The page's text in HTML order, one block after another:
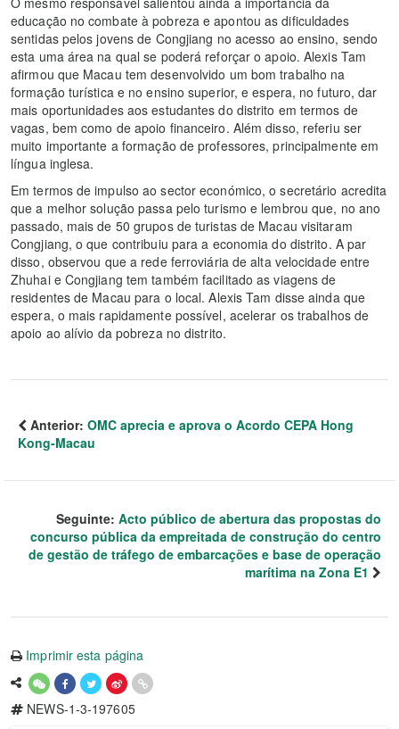
educação no combate à pobreza e apontou as dificuldades
sentidas pelos jovens de Congjiang no acesso ao ensino, sendo
esta uma área na qual se poderá reforçar o apoio. Alexis Tam
afirmou que Macau tem desenvolvido um bom trabalho na
formação turística e no ensino superior, e espera, no futuro, dar
mais oportunidades aos estudantes do distrito em termos de
vagas, bem como de apoio financeiro. Além disso, referiu ser
muito importante a formação de professores, principalmente em
língua inglesa.
Em termos de impulso ao sector económico, o secretário acredita
que a melhor solução passa pelo turismo e lembrou que, no ano
passado, mais de 50 grupos de turistas de Macau visitaram
Congjiang, o que contribuiu para a economia do distrito. A par
disso, observou que a rede ferroviária de alta velocidade entre
Zhuhai e Congjiang tem também facilitado as viagens de
residentes de Macau para o local. Alexis Tam disse ainda que
espera, o mais rapidamente possível, acelerar os trabalhos de
apoio ao alívio da pobreza no distrito.
Anterior: OMC aprecia e aprova o Acordo CEPA Hong
Kong-Macau
Seguinte: Acto público de abertura das propostas do
concurso pública da empreitada de construção do centro
de gestão de tráfego de embarcações e base de operação
marítima na Zona E1
Imprimir esta página
NEWS-1-3-197605